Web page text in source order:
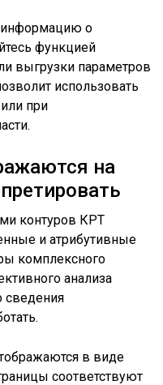
информацию о
функцией
выгрузки параметров
использовать
при
на
контуров КРТ
и атрибутивные
комплексного
анализа
сведения
в виде
соответствуют